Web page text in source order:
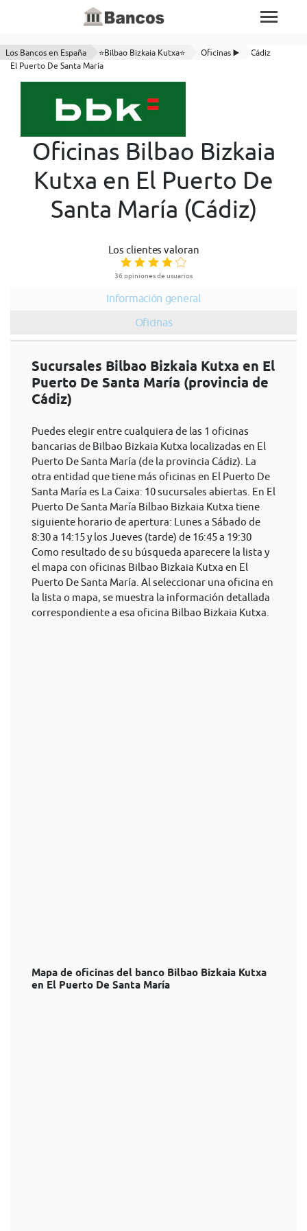
Los Bancos en España ⭐Bilbao Bizkaia Kutxa⭐ Oficinas ▶️
Cádiz
El Puerto De Santa María
Oficinas Bilbao Bizkaia
Kutxa en El Puerto De
Santa María (Cádiz)
Los clientes valoran
36 opiniones de usuarios
Información general
Oficinas
Sucursales Bilbao Bizkaia Kutxa en El
Puerto De Santa María (provincia de
Cádiz)
Puedes elegir entre cualquiera de las 1 oficinas
bancarias de Bilbao Bizkaia Kutxa localizadas en El
Puerto De Santa María (de la provincia Cádiz). La
otra entidad que tiene más oficinas en El Puerto De
Santa María es La Caixa: 10 sucursales abiertas. En El
Puerto De Santa María Bilbao Bizkaia Kutxa tiene
siguiente horario de apertura: Lunes a Sábado de
8:30 a 14:15 y los Jueves (tarde) de 16:45 a 19:30
Como resultado de su búsqueda aparecere la lista y
el mapa con oficinas Bilbao Bizkaia Kutxa en El
Puerto De Santa María. Al seleccionar una oficina en
la lista o mapa, se muestra la información detallada
correspondiente a esa oficina Bilbao Bizkaia Kutxa.
Mapa de oficinas del banco Bilbao Bizkaia Kutxa
en El Puerto De Santa María